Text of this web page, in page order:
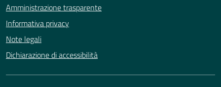
Amministrazione trasparente
Informativa privacy
Note legali
Dichiarazione di accessibilità